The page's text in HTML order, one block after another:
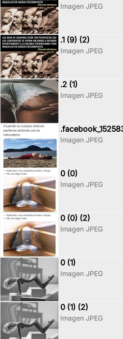
Imagen JPEG
.1 (9) (2)
Imagen JPEG
.2 (1)
Imagen JPEG
Imagen JPEG
0 (0)
Imagen JPEG
0 (0) (2)
Imagen JPEG
0 (1)
Imagen JPEG
0 (1) (2)
Imagen JPEG